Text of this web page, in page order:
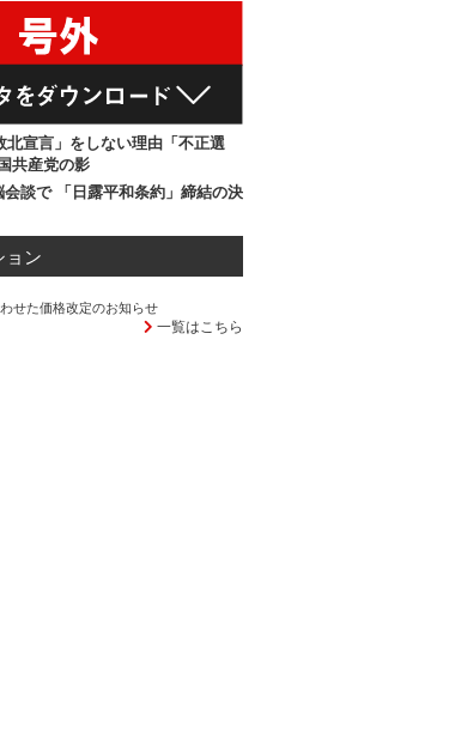
北宣言」をしない理由「不正選
共産党の影
談で 「日露平和条約」締結の決
ョン
せた価格改定のお知らせ
一覧はこちら